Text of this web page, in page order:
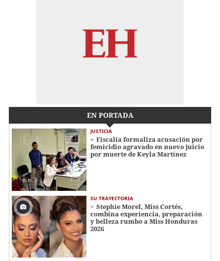
EN PORTADA
JUSTICIA
Fiscalía formaliza acusación por
femicidio agravado en nuevo juicio
por muerte de Keyla Martínez
SU TRAYECTORIA
Stephie Morel, Miss Cortés,
combina experiencia, preparación
y belleza rumbo a Miss Honduras
2026